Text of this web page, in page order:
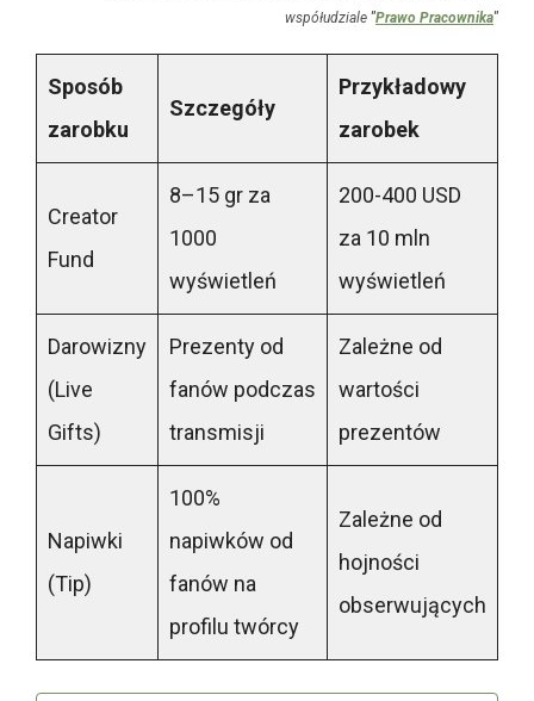
współudziale "Prawo Pracownika"
Sposób
zarobku
Szczegóły
Przykładowy
zarobek
Creator
Fund
8–15 gr za
1000
wyświetleń
200-400 USD
za 10 mln
wyświetleń
Darowizny
(Live
Gifts)
Prezenty od
fanów podczas
transmisji
Zależne od
wartości
prezentów
Napiwki
(Tip)
100%
napiwków od
fanów na
profilu twórcy
Zależne od
hojności
obserwujących